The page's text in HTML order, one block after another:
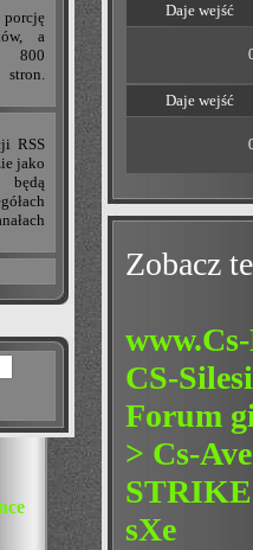
a
800
RSS
jako
będą
Daje wejść
Daje wejść
Zobacz
CS-
Forum
> Cs-
STRIKE
sXe